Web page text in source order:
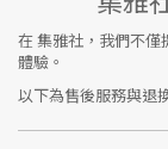
在集雅社 ，我們不
體驗。
以下為售後服務與退